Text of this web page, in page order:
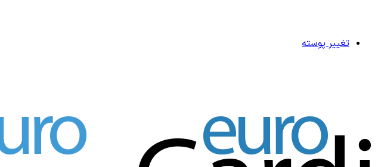
تغییر پوسته